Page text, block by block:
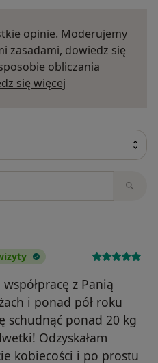
opinie. Moderujemy
zasadami, dowiedz się
obliczania
się więcej
z Panią
i ponad pół roku
schudnąć ponad 20 kg
Odzyskałam
kobiecości i po prostu